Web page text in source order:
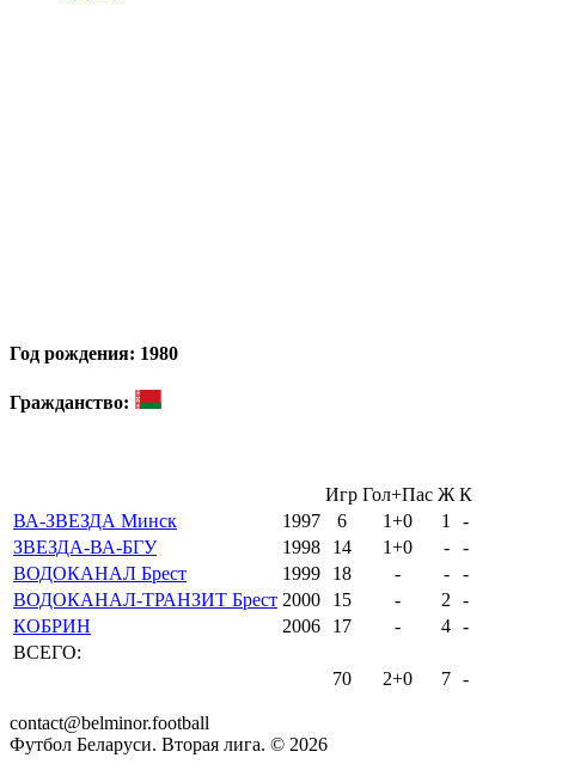
Год рождения: 1980
Гражданство:
Игр Гол+Пас Ж К
ВА-ЗВЕЗДА Минск
1997 6 1+0 1
-
ЗВЕЗДА-ВА-БГУ
1998 14 1+0 -
-
ВОДОКАНАЛ Брест
1999 18 - -
-
ВОДОКАНАЛ-ТРАНЗИТ Брест 2000 15 - 2
-
КОБРИН
2006 17 - 4 -
ВСЕГО:
70
2+0 7 -
contact@belminor.football
Футбол Беларуси. Вторая лига. © 2026